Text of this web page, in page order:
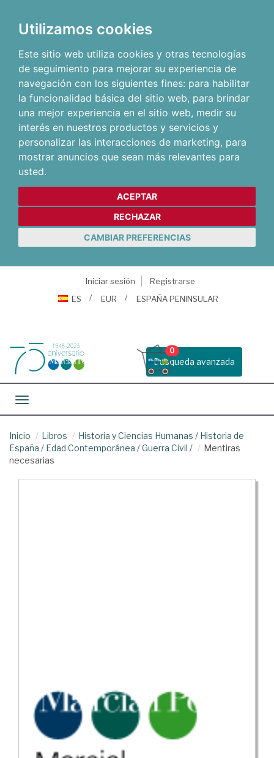
Utilizamos cookies
Este sitio web utiliza cookies y otras tecnologías
de seguimiento para mejorar su experiencia de
navegación con los siguientes fines: para habilitar
la funcionalidad básica del sitio web, para brindar
una mejor experiencia en el sitio web, medir su
interés en nuestros productos y servicios y
personalizar las interacciones de marketing, para
mostrar anuncios que sean más relevantes para
usted.
ACEPTAR
RECHAZAR
CAMBIAR PREFERENCIAS
Iniciar sesión
Registrarse
ES
EUR ESPAÑA PENINSULAR
Busqueda avanzada
0
Toggle navigation
Inicio Libros Historia y Ciencias Humanas / Historia de
España / Edad Contemporánea /Guerra Civil /
Mentiras
necesarias